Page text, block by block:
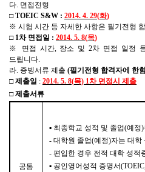
다. 면접전형
□TOEIC S&W : 2014. 4. 29(화)
※ 시험 시간 등 자세한 사항은 필기전형
□1차 면접일 : 2014. 5. 8(목)
※
면접 시간, 장소 및 2차 면접 일정
드립니다.
라. 증빙서류 제출 (필기전형 합격자에 한
□ 제출일 : 2014. 5. 8(목) 1차 면접시 제출
□ 제출서류
공통
▪ 최종학교 성적 및 졸업(예정)
-대학원 졸업(예정)자는 대학
-편입한 경우 전적 대학 성적
▪ 공인영어성적 증명서